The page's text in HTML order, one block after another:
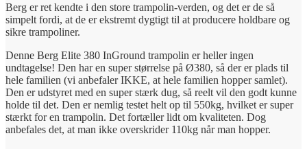
Berg er ret kendte i den store trampolin-verden, og det er de så
simpelt fordi, at de er ekstremt dygtigt til at producere holdbare og
sikre trampoliner.
Denne Berg Elite 380 InGround trampolin er heller ingen
undtagelse! Den har en super størrelse på Ø380, så der er plads til
hele familien (vi anbefaler IKKE, at hele familien hopper samlet).
Den er udstyret med en super stærk dug, så reelt vil den godt kunne
holde til det. Den er nemlig testet helt op til 550kg, hvilket er super
stærkt for en trampolin. Det fortæller lidt om kvaliteten. Dog
anbefales det, at man ikke overskrider 110kg når man hopper.